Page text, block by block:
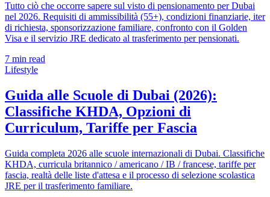
Tutto ciò che occorre sapere sul visto di pensionamento per Dubai
nel 2026. Requisiti di ammissibilità (55+), condizioni finanziarie, iter
di richiesta, sponsorizzazione familiare, confronto con il Golden
Visa e il servizio JRE dedicato al trasferimento per pensionati.
7 min read
Lifestyle
Guida alle Scuole di Dubai (2026):
Classifiche KHDA, Opzioni di
Curriculum, Tariffe per Fascia
Guida completa 2026 alle scuole internazionali di Dubai. Classifiche
KHDA, curricula britannico / americano / IB / francese, tariffe per
fascia, realtà delle liste d'attesa e il processo di selezione scolastica
JRE per il trasferimento familiare.